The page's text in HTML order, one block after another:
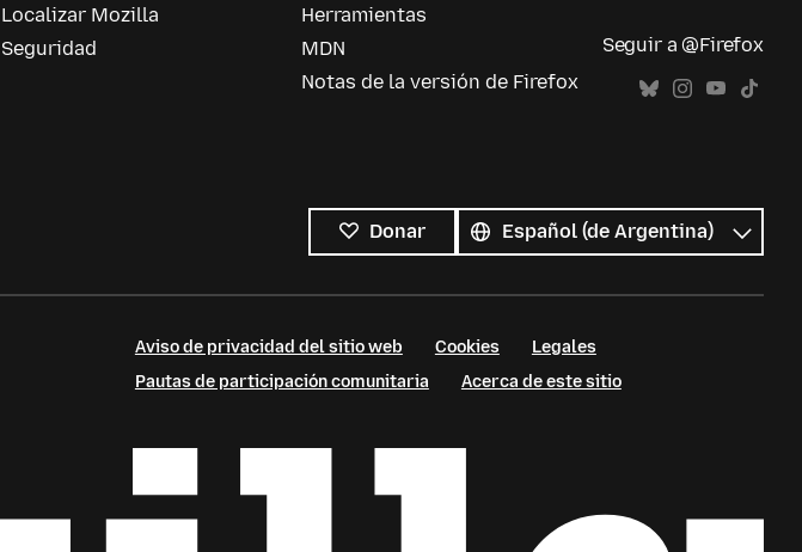
Localizar Mozilla
Seguridad
Herramientas
MDN
Notas de la versión de Firefox
Seguir a @Firefox
Donar
los
idiomas
Idioma
Aviso de privacidad del sitio web Cookies
Legales
Pautas de participación comunitaria
Acerca de este sitio